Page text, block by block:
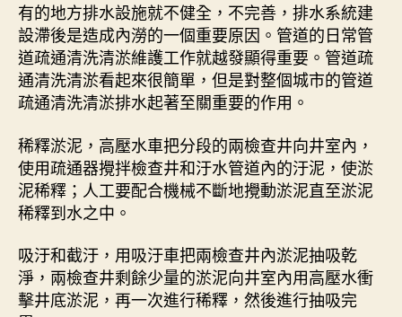
有的地方排水設施就不健全，不完善，排水系統建
設滯後是造成內澇的一個重要原因。管道的日常管
道疏通清洗清淤維護工作就越發顯得重要。管道疏
通清洗清淤看起來很簡單，但是對整個城市的管道
疏通清洗清淤排水起著至關重要的作用。
稀釋淤泥，高壓水車把分段的兩檢查井向井室內，
使用疏通器攪拌檢查井和汙水管道內的汙泥，使淤
泥稀釋；人工要配合機械不斷地攪動淤泥直至淤泥
稀釋到水之中。
吸汙和截汙，用吸汙車把兩檢查井內淤泥抽吸乾
淨，兩檢查井剩餘少量的淤泥向井室內用高壓水衝
擊井底淤泥，再一次進行稀釋，然後進行抽吸完